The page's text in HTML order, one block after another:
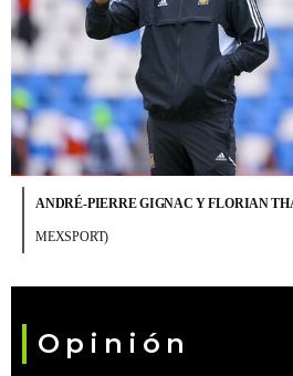
ANDRÉ-PIERRE GIGNAC Y FLORIAN
MEXSPORT)
Opinión